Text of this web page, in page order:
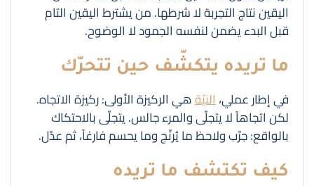
اليقين نتاج التجربة لا شرطها. من يشترط اليقين التام
قبل البدء يضمن لنفسه الجمود لا الوضوح.
ما تريده يتكشّف حين تتحرّك
في إطار عملي،النيّةهي الركيزة الأولى: ركيزة الاتجاه.
لكن اتجاهاً لا يتجلّى والمرء جالس. يتجلّى بالاحتكاك
بالواقع: جرّب ولاحظ ما يُرنّج وما يحسم فارغاً، ثم عدّل.
كيف تكتشف ما تريده